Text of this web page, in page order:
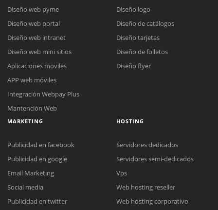
Diseño web pyme
Diseño web portal
Diseño web intranet
Diseño web mini sitios
Aplicaciones moviles
APP web móviles
Integración Webpay Plus
Mantención Web
Diseño logo
Diseño de catálogos
Diseño tarjetas
Diseño de folletos
Diseño flyer
MARKETING
Publicidad en facebook
Publicidad en google
Email Marketing
Social media
Publicidad en twitter
HOSTING
Servidores dedicados
Servidores semi-dedicados
Vps
Web hosting reseller
Web hosting corporativo